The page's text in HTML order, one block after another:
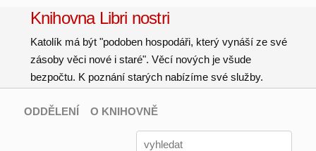
Knihovna Libri nostri
Katolík má být "podoben hospodáři, který vynáší ze své
zásoby věci nové i staré". Věcí nových je všude
bezpočtu. K poznání starých nabízíme své služby.
ODDĚLENÍ O KNIHOVNĚ